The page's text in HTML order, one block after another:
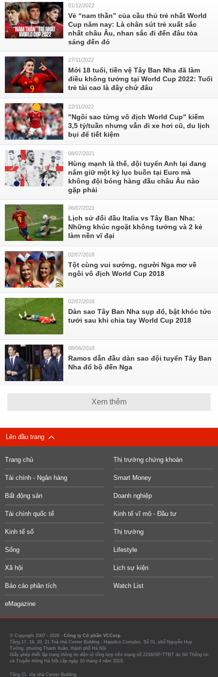
01/12/2022
Vẻ “nam thần” của cầu thủ trẻ nhất World
Cup năm nay: Là chân sút trẻ xuất sắc
nhất châu Âu, nhan sắc đi đến đâu tỏa
sáng đến đó
27/11/2022
Mới 18 tuổi, tiền vệ Tây Ban Nha đã làm
điều không tưởng tại World Cup 2022: Tuổi
trẻ tài cao là đây chứ đâu
22/11/2022
"Ngôi sao từng vô địch World Cup" kiếm
3,5 tỷ/tuần nhưng vẫn đi xe hơi cũ, du lịch
bụi để tiết kiệm
08/07/2021
Hùng mạnh là thế, đội tuyển Anh lại đang
nắm giữ một kỷ lục buồn tại Euro mà
không đội bóng hàng đầu châu Âu nào
gặp phải
06/07/2021
Lịch sử đối đầu Italia vs Tây Ban Nha:
Những khúc ngoặt không tưởng và 2 kẻ
làm nền vĩ đại
02/07/2018
Tột cùng vui sướng, người Nga mơ về
ngôi vô địch World Cup 2018
02/07/2018
Dàn sao Tây Ban Nha sụp đổ, bật khóc tức
tưởi sau khi chia tay World Cup 2018
08/06/2018
Ramos dẫn đầu dàn sao đội tuyển Tây Ban
Nha đổ bộ đến Nga
Xem thêm
Lên đầu trang
Trang chủ Thị trường chứng khoán
Tài chính - Ngân hàng Smart Money
Bất động sản Doanh nghiệp
Tài chính quốc tế Kinh tế vĩ mô - Đầu tư
Kinh tế số Thị trường
Sống Lifestyle
Xã hội Lịch sự kiện
Báo cáo phân tích Watch List
eMagazine
© Copyright 2007 - 2026 - Công ty Cổ phần VCCorp.
Tầng 17, 19, 20, 21 Toà nhà Center Building - Hapulico Complex, Số 01, phố Nguyễn Huy
Tưởng, phường Thanh Xuân, thành phố Hà Nội
Giấy phép thiết lập trang thông tin điện tử tổng hợp trên mạng số 2216/GP-TTĐT do Sở Thông tin
và Truyền thông Hà Nội cấp ngày 10 tháng 4 năm 2019.
Tầng 21, tòa nhà Center Building.